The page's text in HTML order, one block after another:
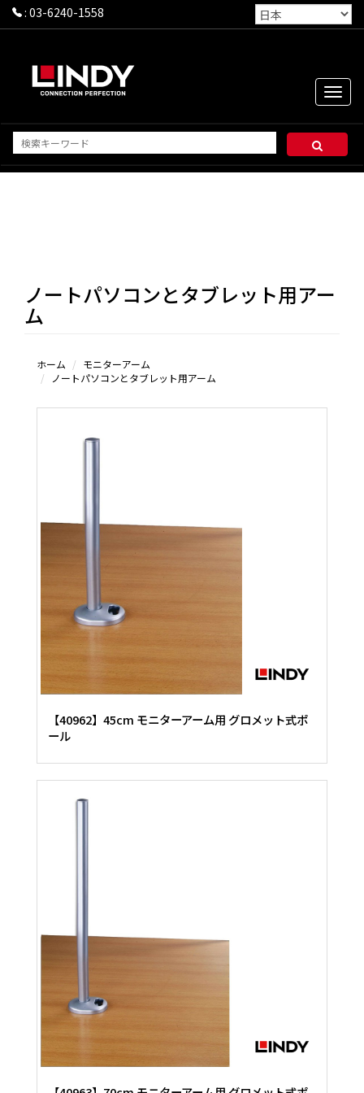
: 03-6240-1558
Toggle
ノートパソコンとタブレット用アー
ム
ホーム
モニターアーム
ノートパソコンとタブレット用アーム
【40962】45cm モニターアーム用 グロメット式ポ
ール